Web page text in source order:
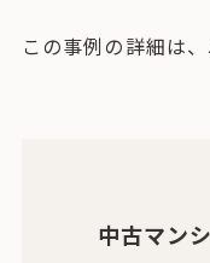
この事例の詳細は
中古マン